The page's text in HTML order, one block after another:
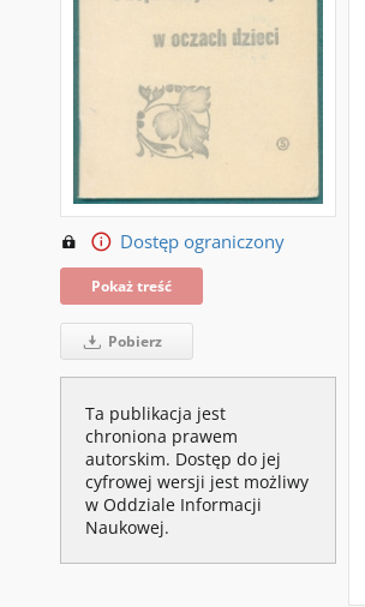
Dostęp ograniczony
Pokaż treść
Pobierz
Ta publikacja jest
chroniona prawem
autorskim. Dostęp do jej
cyfrowej wersji jest możliwy
w Oddziale Informacji
Naukowej.